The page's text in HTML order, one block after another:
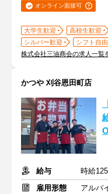
オンライン面接可
大学生歓迎 高校生歓迎
シルバー歓迎
シフト自
株式会社三油商会の求人一覧
かつや 刈谷恩田町店
給与
時給
雇用形態
アルバ